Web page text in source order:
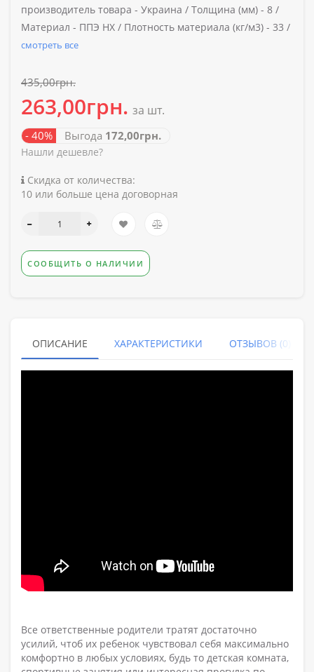
производитель товара - Украина / Толщина (мм) - 8 /
Материал - ППЭ НХ / Плотность материала (кг/м3) - 33 /
смотреть все
435,00грн.
263,00грн. за шт.
- 40% Выгода 172,00грн.
Нашли дешевле?
Скидка от количества:
10 или больше цена договорная
СООБЩИТЬ О НАЛИЧИИ
ОПИСАНИЕ ХАРАКТЕРИСТИКИ ОТЗЫВОВ (0)
Все ответственные родители тратят достаточно
усилий, чтоб их ребенок чувствовал себя максимально
комфортно в любых условиях, будь то детская комната,